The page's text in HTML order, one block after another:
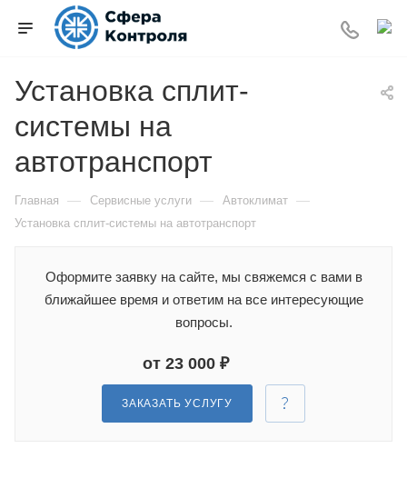
Установка сплит-
системы на
автотранспорт
Главная — Сервисные услуги — Автоклимат —
Установка сплит-системы на автотранспорт
Оформите заявку на сайте, мы свяжемся с вами в
ближайшее время и ответим на все интересующие
вопросы.
от 23 000 ₽
ЗАКАЗАТЬ УСЛУГУ